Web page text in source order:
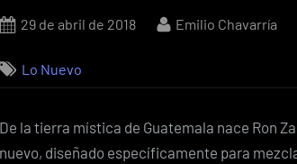
Posted
29 de abril de 2018 By
Emilio Chavarría
Lo Nuevo
De la tierra mística de Guatemala nace Ron
nuevo, diseñado específicamente para